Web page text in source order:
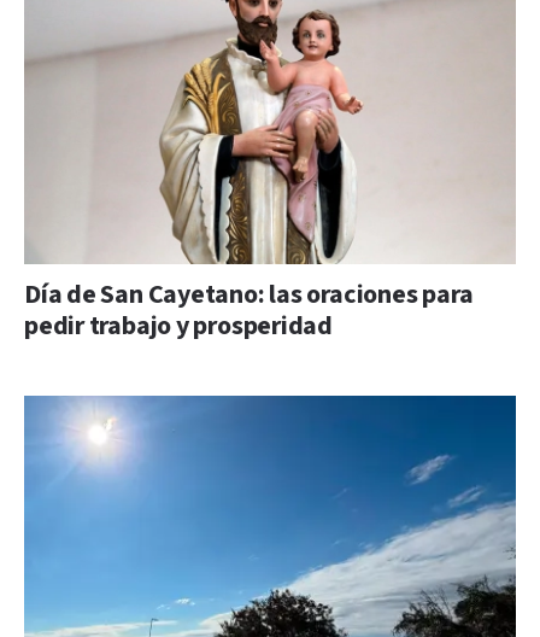
Día de San Cayetano: las oraciones para
pedir trabajo y prosperidad